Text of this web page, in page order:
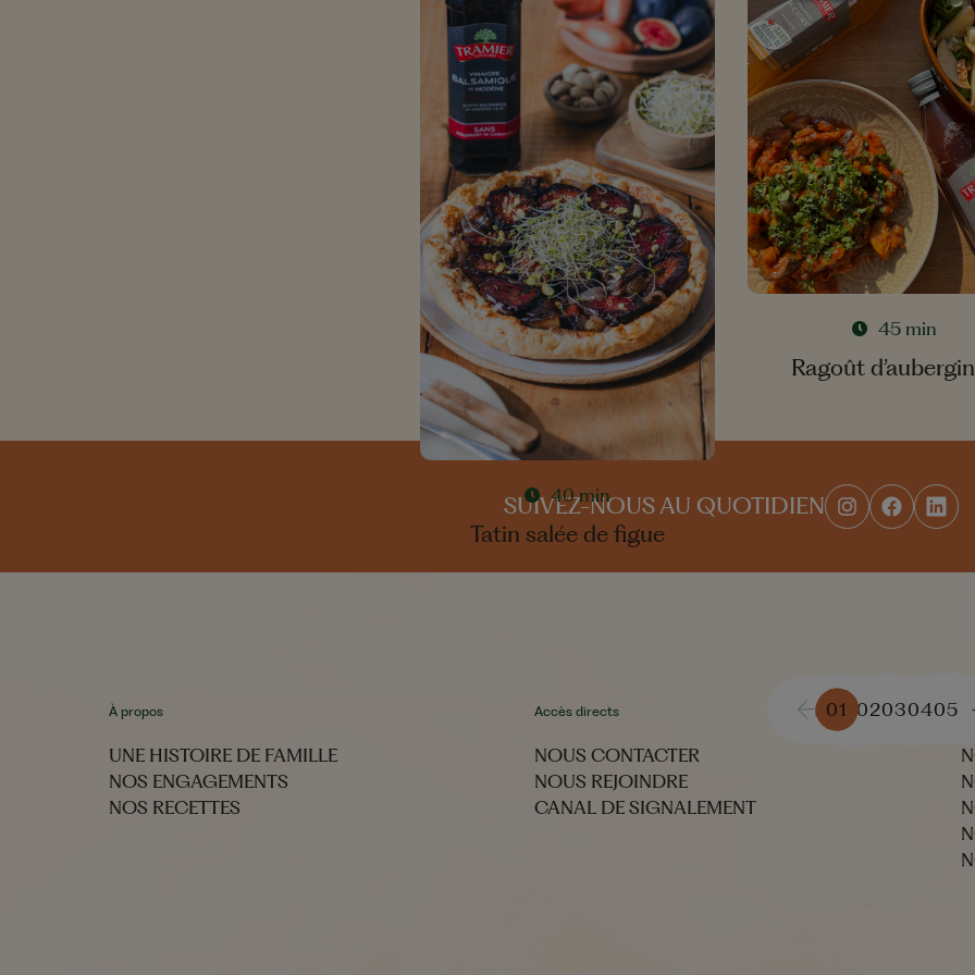
40 min
Tatin salée de figue
45 min
Ragoût
01 02030405
SUIVEZ-NOUS AU QUOTIDIEN
À propos
UNE HISTOIRE DE FAMILLE
NOS ENGAGEMENTS
NOS RECETTES
Accès directs
NOUS CONTACTER
NOUS REJOINDRE
CANAL DE SIGNALEMENT